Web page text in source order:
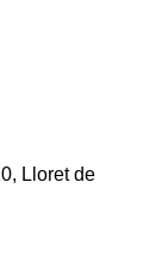
Lloret de